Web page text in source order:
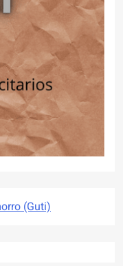
(Guti)